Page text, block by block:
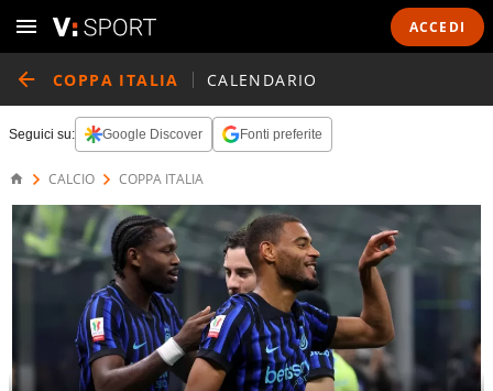
ACCEDI
COPPA ITALIA CALENDARIO
Seguici su: Google Discover Fonti preferite
CALCIO COPPA ITALIA